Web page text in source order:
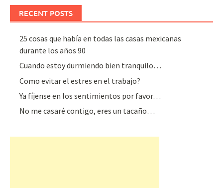
RECENT POSTS
25 cosas que había en todas las casas mexicanas
durante los años 90
Cuando estoy durmiendo bien tranquilo…
Como evitar el estres en el trabajo?
Ya fíjense en los sentimientos por favor…
No me casaré contigo, eres un tacaño…